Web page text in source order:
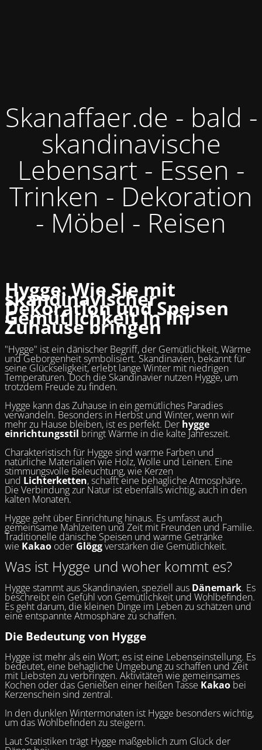
Skanaffaer.de - bald -
skandinavische
Lebensart - Essen -
Trinken - Dekoration
- Möbel - Reisen
Hygge: Wie Sie mit
skandinavischer
Dekoration und Speisen
Gemütlichkeit in Ihr
Zuhause bringen
"Hygge" ist ein dänischer Begriff, der Gemütlichkeit, Wärme
und Geborgenheit symbolisiert. Skandinavien, bekannt für
seine Glückseligkeit, erlebt lange Winter mit niedrigen
Temperaturen. Doch die Skandinavier nutzen Hygge, um
trotzdem Freude zu finden.
Hygge kann das Zuhause in ein gemütliches Paradies
verwandeln. Besonders in Herbst und Winter, wenn wir
mehr zu Hause bleiben, ist es perfekt. Der hygge
einrichtungsstil bringt Wärme in die kalte Jahreszeit.
Charakteristisch für Hygge sind warme Farben und
natürliche Materialien wie Holz, Wolle und Leinen. Eine
stimmungsvolle Beleuchtung, wie Kerzen
und Lichterketten, schafft eine behagliche Atmosphäre.
Die Verbindung zur Natur ist ebenfalls wichtig, auch in den
kalten Monaten.
Hygge geht über Einrichtung hinaus. Es umfasst auch
gemeinsame Mahlzeiten und Zeit mit Freunden und Familie.
Traditionelle dänische Speisen und warme Getränke
wie Kakao oder Glöggverstärken die Gemütlichkeit.
Was ist Hygge und woher kommt es?
Hygge stammt aus Skandinavien, speziell aus Dänemark. Es
beschreibt ein Gefühl von Gemütlichkeit und Wohlbefinden.
Es geht darum, die kleinen Dinge im Leben zu schätzen und
eine entspannte Atmosphäre zu schaffen.
Die Bedeutung von Hygge
Hygge ist mehr als ein Wort; es ist eine Lebenseinstellung. Es
bedeutet, eine behagliche Umgebung zu schaffen und Zeit
mit Liebsten zu verbringen. Aktivitäten wie gemeinsames
Kochen oder das Genießen einer heißen Tasse Kakao bei
Kerzenschein sind zentral.
In den dunklen Wintermonaten ist Hygge besonders wichtig,
um das Wohlbefinden zu steigern.
Laut Statistiken trägt Hygge maßgeblich zum Glück der